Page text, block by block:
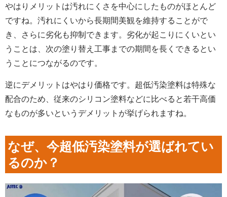
やはりメリットは汚れにくさを中心にしたものがほとんど
ですね。汚れにくいから長期間美観を維持することがで
き、さらに劣化も抑制できます。劣化が起こりにくいとい
うことは、次の塗り替え工事までの期間を長くできるとい
うことにつながるのです。
逆にデメリットはやはり価格です。超低汚染塗料は特殊な
配合のため、従来のシリコン塗料などに比べると若干高価
なものが多いというデメリットが挙げられますね。
なぜ、今超低汚染塗料が選ばれてい
るのか？